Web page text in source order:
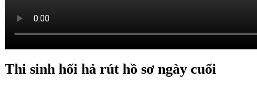
Thi sinh hối hả rút hồ sơ ngày cuối